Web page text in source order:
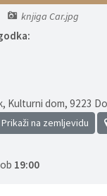
knjiga Car.jpg
Kulturni dom, 9223
Prikaži na zemljevidu
ob 19:00